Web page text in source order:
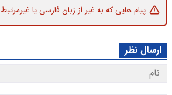
پیام هایی که به غیر از زبان فارسی یا
ارسال نظر